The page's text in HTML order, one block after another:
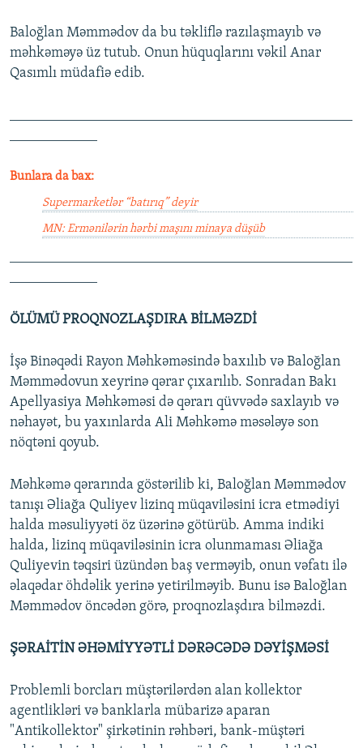
Baloğlan Məmmədov da bu təkliflə razılaşmayıb və
məhkəməyə üz tutub. Onun hüquqlarını vəkil Anar
Qasımlı müdafiə edib.
Bunlara da bax:
Supermarketlər “batırıq” deyir
MN: Ermənilərin hərbi maşını minaya düşüb
ÖLÜMÜ PROQNOZLAŞDIRA BİLMƏZDİ
İşə Binəqədi Rayon Məhkəməsində baxılıb və Baloğlan
Məmmədovun xeyrinə qərar çıxarılıb. Sonradan Bakı
Apellyasiya Məhkəməsi də qərarı qüvvədə saxlayıb və
nəhayət, bu yaxınlarda Ali Məhkəmə məsələyə son
nöqtəni qoyub.
Məhkəmə qərarında göstərilib ki, Baloğlan Məmmədov
tanışı Əliağa Quliyev lizinq müqaviləsini icra etmədiyi
halda məsuliyyəti öz üzərinə götürüb. Amma indiki
halda, lizinq müqaviləsinin icra olunmaması Əliağa
Quliyevin təqsiri üzündən baş verməyib, onun vəfatı ilə
əlaqədar öhdəlik yerinə yetirilməyib. Bunu isə Baloğlan
Məmmədov öncədən görə, proqnozlaşdıra bilməzdi.
ŞƏRAİTİN ƏHƏMİYYƏTLİ DƏRƏCƏDƏ DƏYİŞMƏSİ
Problemli borcları müştərilərdən alan kollektor
agentlikləri və banklarla mübarizə aparan
"Antikollektor" şirkətinin rəhbəri, bank-müştəri